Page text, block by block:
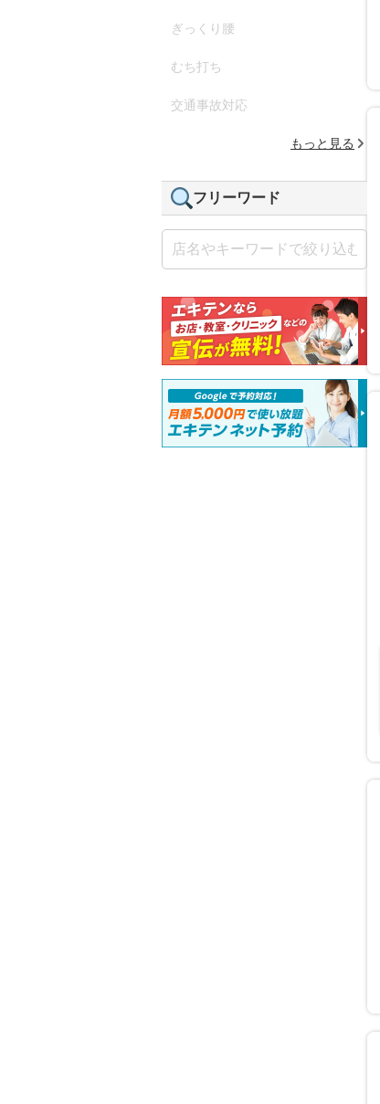
ぎっくり腰
むち打ち
交通事故対応
もっと見る
フリーワード